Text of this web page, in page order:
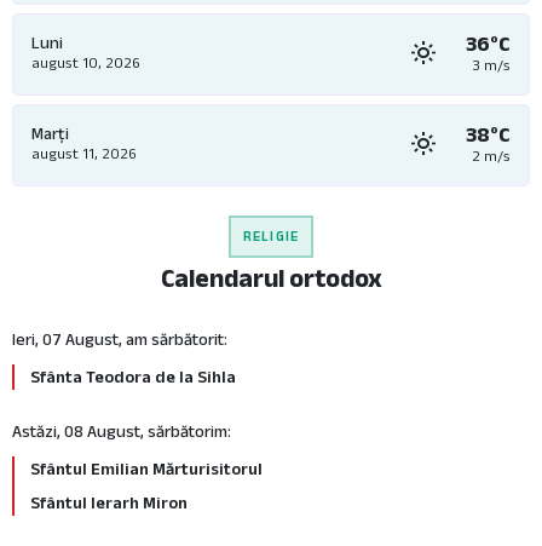
Luni
august 10, 2026
36°C
3 m/s
Marți
august 11, 2026
38°C
2 m/s
RELIGIE
Calendarul ortodox
Ieri, 07 August, am sărbătorit:
Sfânta Teodora de la Sihla
Astăzi, 08 August, sărbătorim:
Sfântul Emilian Mărturisitorul
Sfântul Ierarh Miron